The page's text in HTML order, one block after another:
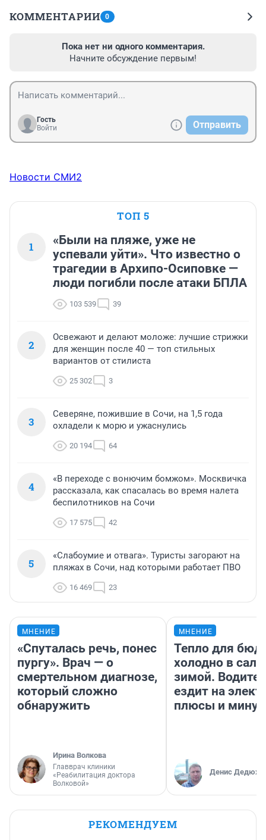
КОММЕНТАРИИ 0
Пока нет ни одного комментария.
Начните обсуждение первым!
Гость
Войти
Отправить
Новости СМИ2
ТОП 5
1
«Были на пляже, уже не
успевали уйти». Что известно о
трагедии в Архипо-Осиповке —
люди погибли после атаки БПЛА
103 539 39
2
Освежают и делают моложе: лучшие стрижки
для женщин после 40 — топ стильных
вариантов от стилиста
25 302 3
3
Северяне, пожившие в Сочи, на 1,5 года
охладели к морю и ужаснулись
20 194 64
4
«В переходе с вонючим бомжом». Москвичка
рассказала, как спасалась во время налета
беспилотников на Сочи
17 575 42
5
«Слабоумие и отвага». Туристы загорают на
пляжах в Сочи, над которыми работает ПВО
16 469 23
МНЕНИЕ
«Спуталась речь, понес
пургу». Врач — о
смертельном диагнозе,
который сложно
обнаружить
Ирина Волкова
Главврач клиники
«Реабилитация доктора
Волковой»
МНЕНИЕ
Тепло для
холодно в
зимой.
ездит на
плюсы и
Денис
РЕКОМЕНДУЕМ